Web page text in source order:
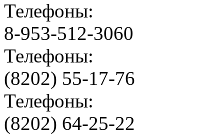
Телефоны:
8-953-512-3060
Телефоны:
(8202) 55-17-76
Телефоны:
(8202) 64-25-22